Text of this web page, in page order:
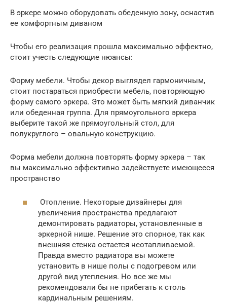
В эркере можно оборудовать обеденную зону, оснастив
ее комфортным диваном
Чтобы его реализация прошла максимально эффектно,
стоит учесть следующие нюансы:
Форму мебели. Чтобы декор выглядел гармоничным,
стоит постараться приобрести мебель, повторяющую
форму самого эркера. Это может быть мягкий диванчик
или обеденная группа. Для прямоугольного эркера
выберите такой же прямоугольный стол, для
полукруглого – овальную конструкцию.
Форма мебели должна повторять форму эркера – так
вы максимально эффективно задействуете имеющееся
пространство
Отопление. Некоторые дизайнеры для
увеличения пространства предлагают
демонтировать радиаторы, установленные в
эркерной нише. Решение это спорное, так как
внешняя стенка остается неотапливаемой.
Правда вместо радиатора вы можете
установить в нише полы с подогревом или
другой вид утепления. Но все же мы
рекомендовали бы не прибегать к столь
кардинальным решениям.